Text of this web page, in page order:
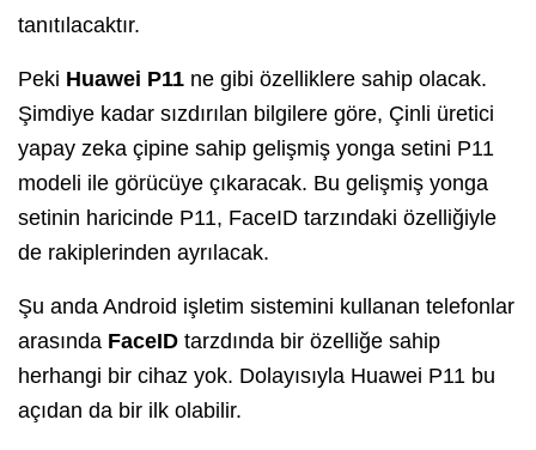
tanıtılacaktır.
Peki Huawei P11 ne gibi özelliklere sahip olacak.
Şimdiye kadar sızdırılan bilgilere göre, Çinli üretici
yapay zeka çipine sahip gelişmiş yonga setini P11
modeli ile görücüye çıkaracak. Bu gelişmiş yonga
setinin haricinde P11, FaceID tarzındaki özelliğiyle
de rakiplerinden ayrılacak.
Şu anda Android işletim sistemini kullanan telefonlar
arasında FaceID tarzdında bir özelliğe sahip
herhangi bir cihaz yok. Dolayısıyla Huawei P11 bu
açıdan da bir ilk olabilir.